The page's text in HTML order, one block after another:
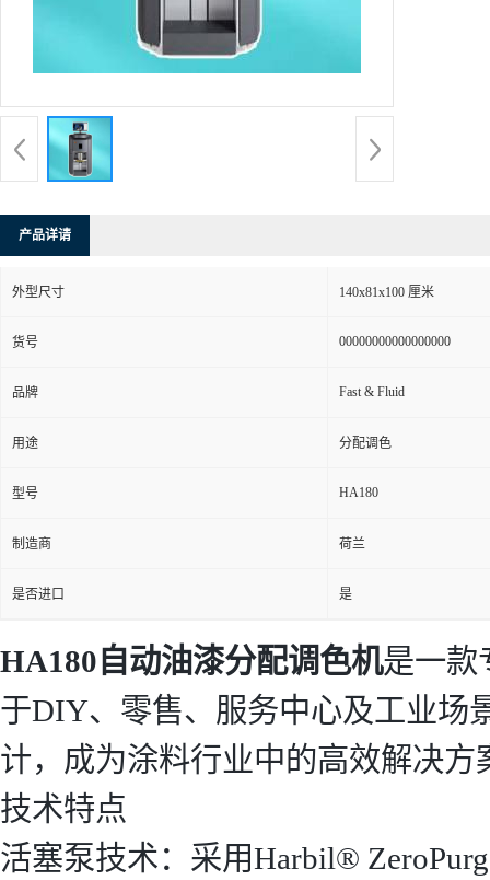
产品详请
外型尺寸 140x81x100 厘米
货号 00000000000000000
品牌 Fast & Fluid
用途 分配调色
型号 HA180
制造商 荷兰
是否进口 是
HA180自动油漆分配调色机是一款
于DIY、零售、服务中心及工业场
计，成为涂料行业中的高效解决方
技术特点
活塞泵技术：采用Harbil®